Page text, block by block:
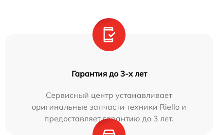
Гарантия до 3-х лет
Сервисный центр устанавливает
оригинальные запчасти техники Riello и
предоставляет гарантию до 3 лет.